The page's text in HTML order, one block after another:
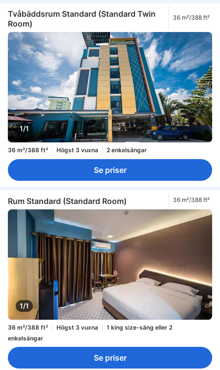
Tvåbäddsrum Standard (Standard Twin
Room)
36 m²/388 ft²
1/1
36 m²/388 ft² Högst 3 vuxna 2 enkelsängar
Se priser
Rum Standard (Standard Room) 36 m²/388 ft²
1/1
36 m²/388 ft² Högst 3 vuxna
1 king size-säng eller 2
enkelsängar
Se priser